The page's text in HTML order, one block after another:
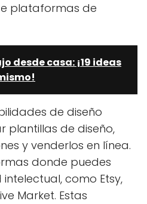
plataformas de
desde casa: ¡19 ideas
de diseño
plantillas de diseño,
y venderlos en línea.
donde puedes
como Etsy,
Market. Estas